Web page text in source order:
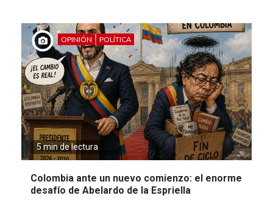
OPINIÓN POLÍTICA
5 min de lectura
Colombia ante un nuevo comienzo: el enorme
desafío de Abelardo de la Espriella